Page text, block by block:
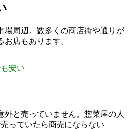
場周辺。数多くの商店街や通りが
店もあります。
安い
外と売っていません。惣菜屋の人
っていたら商売にならない